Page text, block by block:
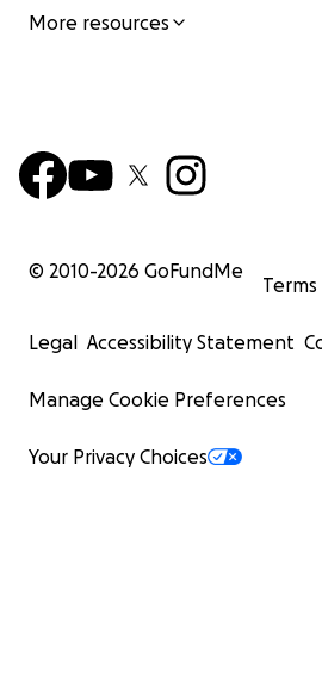
More resources
© 2010-2026 GoFundMe
Terms
Legal Accessibility Statement
Manage Cookie Preferences
Your Privacy Choices